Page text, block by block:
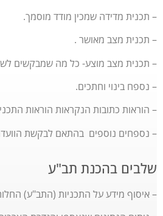
– תכנית מדידה שמכין מודד מוסמך.
– תכנית מצב מאושר .
– תכנית מצב מוצע- כל מה שמבקשים
– נספח בינוי וחתכים.
– הוראות כתובות הנקראות הוראות
– נספחים נוספים בהתאם לבקשת
שלבים בהכנת תב"ע
– איסוף מידע על התכניות (התב"ע)